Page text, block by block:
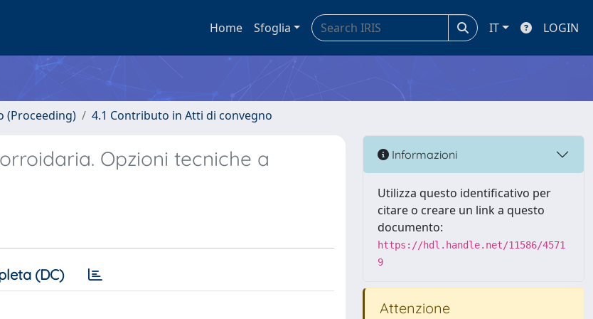
Home Sfoglia IT LOGIN
(Proceeding) 4.1 Contributo in Atti di convegno
Opzioni tecniche a
(DC)
Informazioni
Utilizza questo identificativo per
citare o creare un link a questo
documento:
https://hdl.handle.net/11586/4571
9
Attenzione